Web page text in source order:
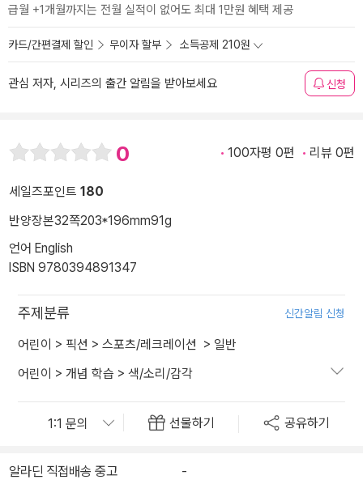
급월 +1개월까지는 전월 실적이 없어도 최대 1만원 혜택 제공
카드/간편결제 할인 무이자 할부 소득공제 210원
관심 저자, 시리즈의 출간 알림을 받아보세요 신청
0 100자평 0편 리뷰 0편
세일즈포인트 180
반양장본32쪽203*196mm91g
언어 English
ISBN 9780394891347
주제분류 신간알림 신청
어린이 > 픽션 > 스포츠/레크레이션 > 일반
어린이 > 개념 학습 > 색/소리/감각
선물하기 공유하기
알라딘 직접배송 중고
-